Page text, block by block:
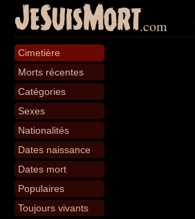
JeSuisMort.com
Cimetière
Morts récentes
Catégories
Sexes
Nationalités
Dates naissance
Dates mort
Populaires
Toujours vivants